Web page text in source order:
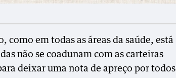
como em todas as áreas da saúde, está
não se coadunam com as carteiras
deixar uma nota de apreço por todos